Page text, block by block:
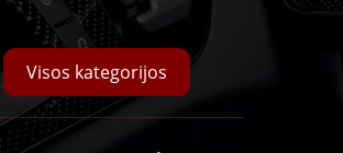
Visos kategorijos